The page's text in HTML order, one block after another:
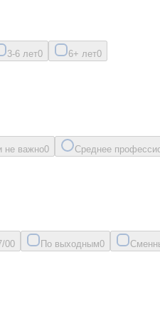
3-6 лет0 6+ лет0
не важно0 Среднее
00 По выходным0